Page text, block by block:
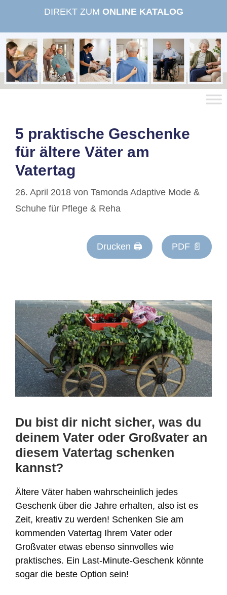
springen
DIREKT ZUM ONLINE KATALOG
5 praktische Geschenke
für ältere Väter am
Vatertag
26. April 2018 von Tamonda Adaptive Mode &
Schuhe für Pflege & Reha
Drucken 🖨 PDF 📄
Du bist dir nicht sicher, was du
deinem Vater oder Großvater an
diesem Vatertag schenken
kannst?
Ältere Väter haben wahrscheinlich jedes
Geschenk über die Jahre erhalten, also ist es
Zeit, kreativ zu werden! Schenken Sie am
kommenden Vatertag Ihrem Vater oder
Großvater etwas ebenso sinnvolles wie
praktisches. Ein Last-Minute-Geschenk könnte
sogar die beste Option sein!